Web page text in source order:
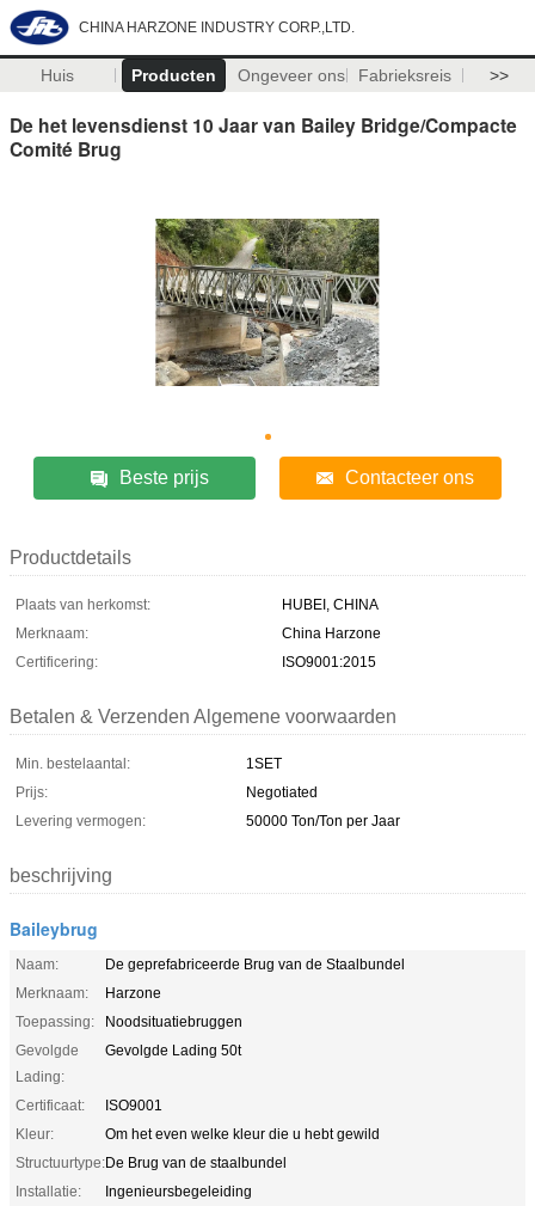
CHINA HARZONE INDUSTRY CORP.,LTD.
Huis Producten Ongeveer ons Fabrieksreis >>
De het levensdienst 10 Jaar van Bailey Bridge/Compacte
Comité Brug
Beste prijs Contacteer ons
Productdetails
Plaats van herkomst:
HUBEI, CHINA
Merknaam:
China Harzone
Certificering:
ISO9001:2015
Betalen & Verzenden Algemene voorwaarden
Min. bestelaantal:
1SET
Prijs:
Negotiated
Levering vermogen:
50000 Ton/Ton per Jaar
beschrijving
Baileybrug
Naam:
De geprefabriceerde Brug van de Staalbundel
Merknaam:
Harzone
Toepassing:
Noodsituatiebruggen
Gevolgde
Lading:
Gevolgde Lading 50t
Certificaat:
ISO9001
Kleur:
Om het even welke kleur die u hebt gewild
Structuurtype:De Brug van de staalbundel
Installatie:
Ingenieursbegeleiding